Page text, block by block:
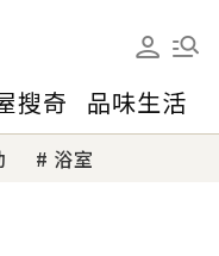
搜奇 品味生活
浴室